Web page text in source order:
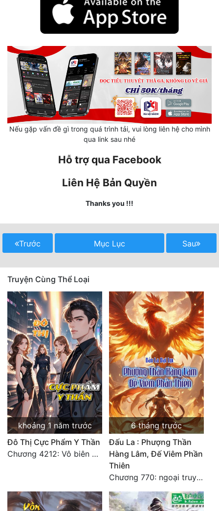
Làm Giàu
Lịch Sử
Mưu Mô
Mạt Thế
Mỹ Thực
Phương Tây
Phản Phái
Quân Sự
Sảng Văn
Sắc
Sủng
Thanh Xuân
Tiên Hiệp
Tiểu Thuyết
Trinh Thám
Trọng Sinh
Nếu gặp vấn đề gì trong quá trình tải, vui lòng liên hệ cho mình
qua link sau nhé
Hỗ trợ qua Facebook
Liên Hệ Bản Quyền
Thanks you !!!
Trước Mục Lục Sau
Truyện Cùng Thể Loại
khoảng 1 năm trước
Đô Thị Cực Phẩm Y Thần
Chương 4212: Vô biên hắc ám
6 tháng trước
Đấu La : Phượng Thần
Hàng Lâm, Đế Viêm Phần
Thiên
Chương 770: ngoại truyện tổng hợp